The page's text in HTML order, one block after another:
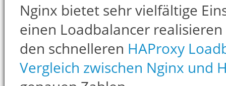
Nginx bietet sehr vielfältige
einen Loadbalancer
den schnelleren HAProxy
Vergleich zwischen Nginx und